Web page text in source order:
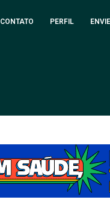
CONTATO PERFIL